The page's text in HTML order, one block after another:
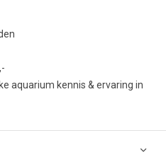
aquarium kennis & ervaring in